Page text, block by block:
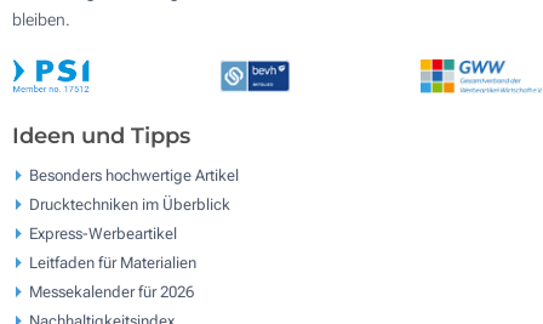
bleiben.
Ideen und Tipps
Besonders hochwertige Artikel
Drucktechniken im Überblick
Express-Werbeartikel
Leitfaden für Materialien
Messekalender für 2026